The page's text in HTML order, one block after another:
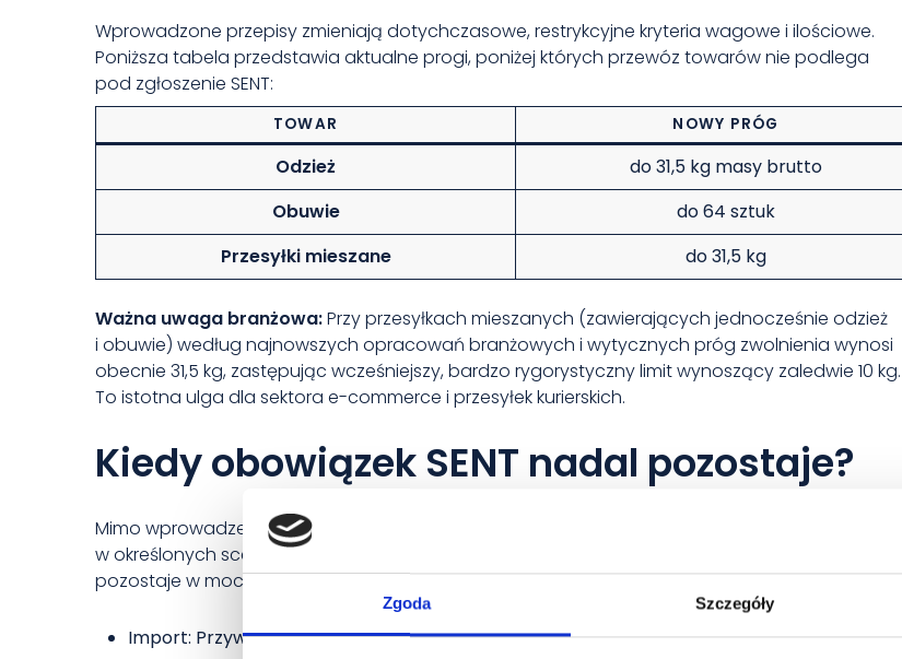
Zgoda Szczegóły
Wprowadzone przepisy zmieniają dotychczasowe, restrykcyjne kryteria wagowe i ilościowe.
Poniższa tabela przedstawia aktualne progi, poniżej których przewóz towarów nie podlega
pod zgłoszenie SENT:
TOWAR NOWY PRÓG
Odzież
do 31,5 kg masy brutto
Obuwie
do 64 sztuk
Przesyłki mieszane
do 31,5 kg
Ważna uwaga branżowa:Przy przesyłkach mieszanych (zawierających jednocześnie odzież
i obuwie) według najnowszych opracowań branżowych i wytycznych próg zwolnienia wynosi
obecnie 31,5 kg, zastępując wcześniejszy, bardzo rygorystyczny limit wynoszący zaledwie 10 kg.
To istotna ulga dla sektora e-commerce i przesyłek kurierskich.
Kiedy obowiązek SENT nadal pozostaje?
Mimo wprowadzenia ułatwień, odzież i obuwie w SENT nadal podlegają ścisłemu monitorowaniu
w określonych scenariuszach biznesowych. Obowiązek rejestracji przewozu bezwzględnie
pozostaje w mocy w następujących przypadkach:
Import: Przywóz towarów spoza terytorium Unii Europejskiej do Polski.